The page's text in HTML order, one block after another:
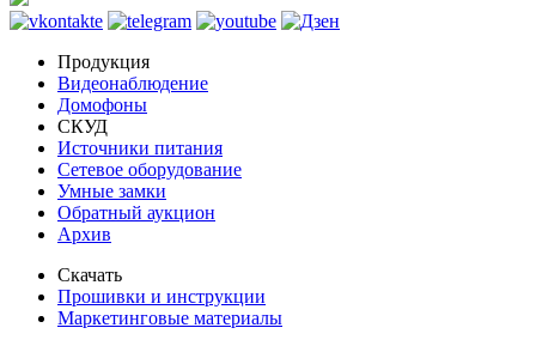
Продукция
Видеонаблюдение
Домофоны
СКУД
Источники питания
Сетевое оборудование
Умные замки
Обратный аукцион
Архив
Скачать
Прошивки и инструкции
Маркетинговые материалы